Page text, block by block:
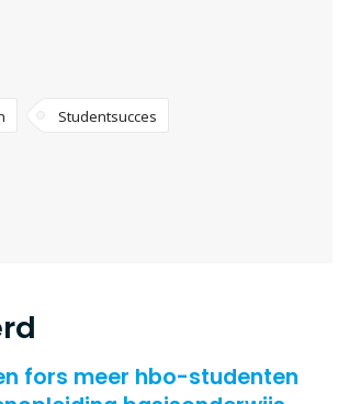
Studentsucces
fors meer hbo-studenten